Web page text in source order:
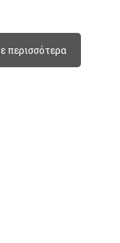
περισσότερα